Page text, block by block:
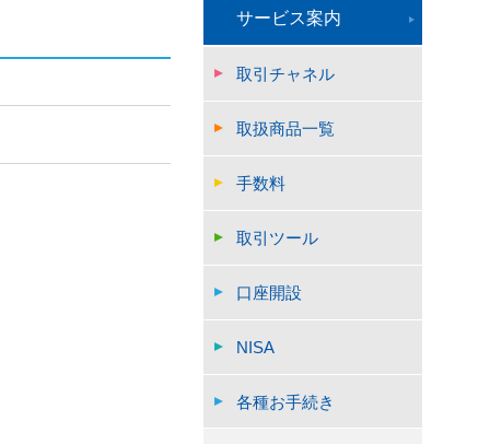
サービス案内
取引チャネル
取扱商品一覧
手数料
取引ツール
口座開設
NISA
各種お手続き